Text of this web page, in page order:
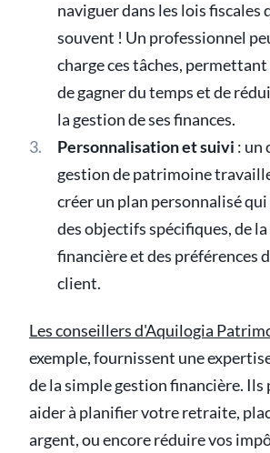
naviguer dans les lois fiscales
souvent ! Un professionnel
charge ces tâches,
de gagner du temps et de
la gestion de ses finances.
Personnalisation et suivi : un
gestion de patrimoine
créer un plan personnalisé
des objectifs spécifiques, de
financière et des préférences
client.
Les conseillers d'Aquilogia
exemple, fournissent une
de la simple gestion financière. Ils
aider à planifier votre retraite,
argent, ou encore réduire vos